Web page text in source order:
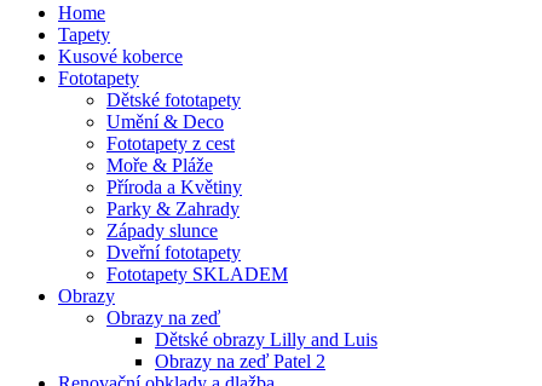
Home
Tapety
Kusové koberce
Fototapety
Dětské fototapety
Umění & Deco
Fototapety z cest
Moře & Pláže
Příroda a Květiny
Parky & Zahrady
Západy slunce
Dveřní fototapety
Fototapety SKLADEM
Obrazy
Obrazy na zeď
Dětské obrazy Lilly and Luis
Obrazy na zeď Patel 2